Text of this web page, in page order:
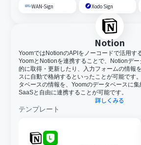
WAN-Sign Xodo Sign
Notion
YoomではNotionのAPIをノーコードで活用す
YoomとNotionを連携することで、Notionデ
的に取得・更新したり、入力フォームの情報
スに自動で格納するといったことが可能です
タベースの情報を、Yoomのデータベースに
SaaSと自由に連携することが可能です。
詳しくみる
テンプレート